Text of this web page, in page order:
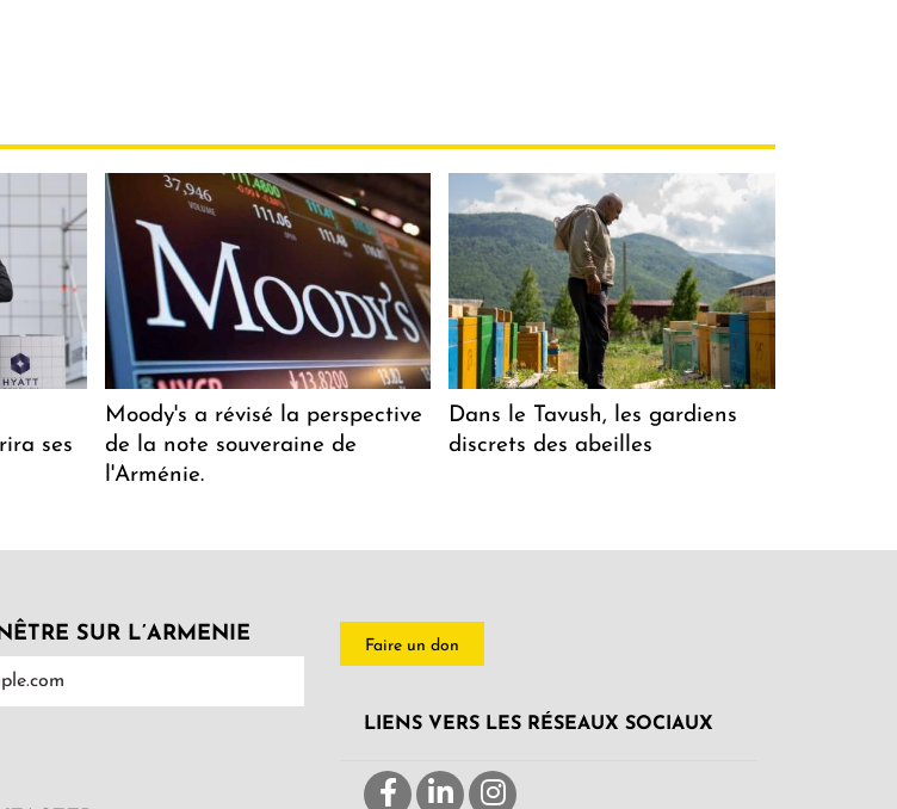
ses
Moody's a révisé la perspective
de la note souveraine de
l'Arménie.
Dans le Tavush, les gardiens
discrets des abeilles
SUR L’ARMENIE
Faire un don
LIENS VERS LES RÉSEAUX SOCIAUX